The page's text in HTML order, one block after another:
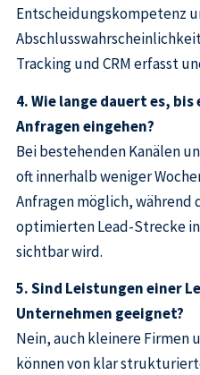
Entscheidungskompetenz
Tracking und CRM erfasst
4. Wie lange dauert es,
Anfragen eingehen?
Bei bestehenden Kanälen
oft innerhalb weniger
Anfragen möglich, während
optimierten Lead-Strecke
sichtbar wird.
5. Sind Leistungen einer
Unternehmen geeignet?
Nein, auch kleinere Firmen
können von klar